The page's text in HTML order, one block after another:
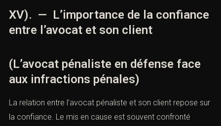
XV). — L’importance de la confiance
entre l’avocat et son client
(L’avocat pénaliste en défense face
aux infractions pénales)
La relation entre l’avocat pénaliste et son client repose sur
la confiance. Le mis en cause est souvent confronté